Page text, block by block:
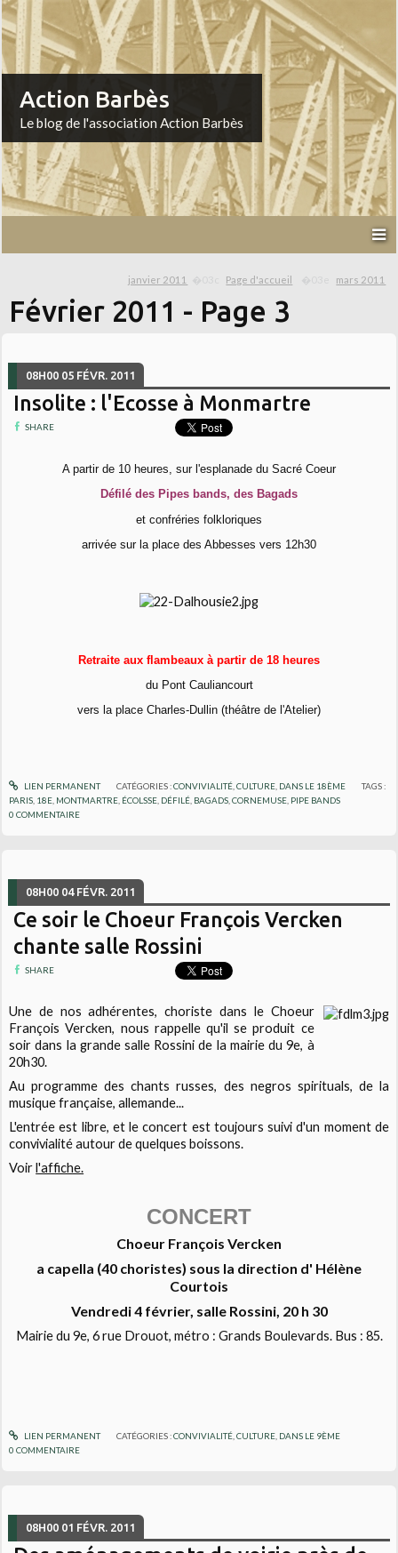
Action Barbès
Le blog de l'association Action Barbès
janvier 2011 Page d'accueil mars 2011
Février 2011 - Page 3
08H00 05 FÉVR. 2011
Insolite : l'Ecosse à Monmartre
SHARE
A partir de 10 heures, sur l'esplanade du Sacré Coeur
Défilé des Pipes bands, des Bagads
et confréries folkloriques
arrivée sur la place des Abbesses vers 12h30
Retraite aux flambeaux à partir de 18 heures
du Pont Cauliancourt
vers la place Charles-Dullin (théâtre de l'Atelier)
LIEN PERMANENT CATÉGORIES :CONVIVIALITÉ, CULTURE, DANS LE 18ÈME
TAGS :
PARIS 18E MONTMARTRE ÉCOLSSE DÉFILÉ BAGADS ,CORNEMUSE PIPE BANDS
0 COMMENTAIRE
08H00 04 FÉVR. 2011
Ce soir le Choeur François Vercken
chante salle Rossini
SHARE
Une de nos adhérentes, choriste dans le Choeur
François Vercken, nous rappelle qu'il se produit ce
soir dans la grande salle Rossini de la mairie du 9e, à
20h30.
Au programme des chants russes, des negros spirituals, de la
musique française, allemande...
L'entrée est libre, et le concert est toujours suivi d'un moment de
convivialité autour de quelques boissons.
Voirl'affiche.
CONCERT
Choeur François Vercken
a capella (40 choristes) sous la direction d' Hélène
Courtois
Vendredi 4 février, salle Rossini, 20 h 30
Mairie du 9e, 6 rue Drouot, métro : Grands Boulevards. Bus : 85.
LIEN PERMANENT CATÉGORIES :CONVIVIALITÉ, CULTURE, DANS LE 9ÈME
0 COMMENTAIRE
08H00 01 FÉVR. 2011